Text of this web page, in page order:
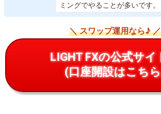
ミングでやることが多いです。
＼ スワップ運用なら♪ ／
LIGHT FXの公式サイ
(口座開設はこち